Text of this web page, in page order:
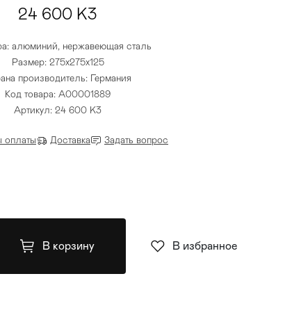
24 600 K3
алюминий, нержавеющая сталь
Размер: 275х275х125
производитель: Германия
Код товара: A00001889
Артикул: 24 600 K3
Доставка Задать вопрос
В корзину В избранное